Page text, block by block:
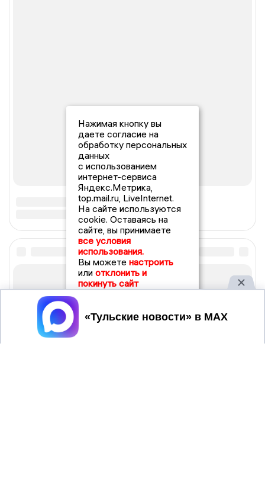
Нажимая кнопку вы
даете согласие на
обработку персональных
данных
с использованием
интернет-сервиса
Яндекс.Метрика,
top.mail.ru, LiveInternet.
На сайте используются
cookie. Оставаясь на
сайте, вы принимаете
все условия
использования.
Вы можете настроить
или отклонить и
покинуть сайт
Принять